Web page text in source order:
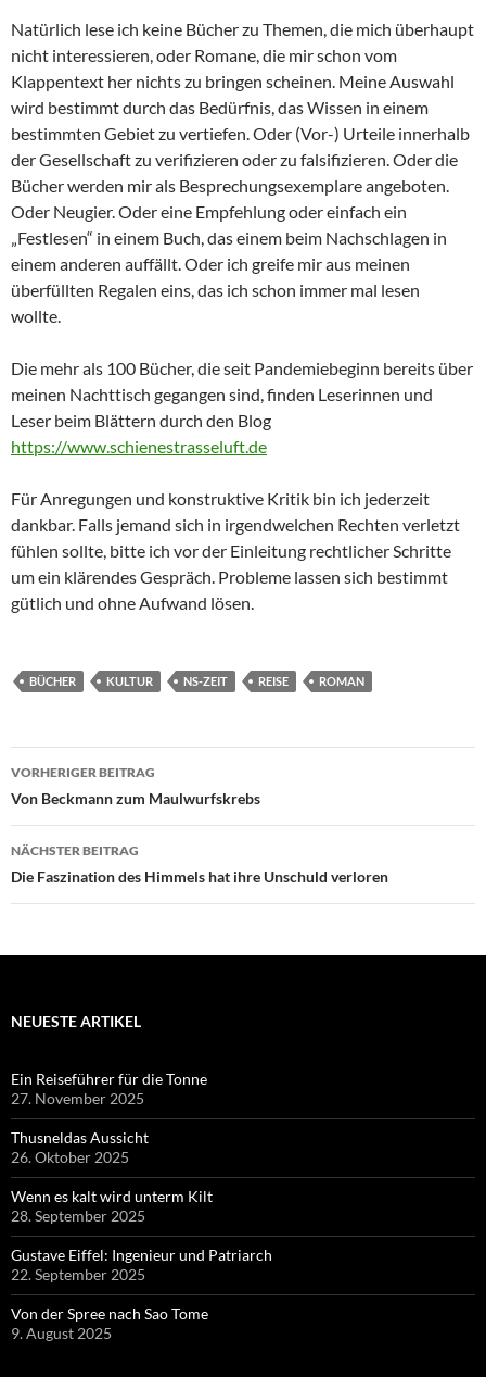
Natürlich lese ich keine Bücher zu Themen, die mich überhaupt
nicht interessieren, oder Romane, die mir schon vom
Klappentext her nichts zu bringen scheinen. Meine Auswahl
wird bestimmt durch das Bedürfnis, das Wissen in einem
bestimmten Gebiet zu vertiefen. Oder (Vor-) Urteile innerhalb
der Gesellschaft zu verifizieren oder zu falsifizieren. Oder die
Bücher werden mir als Besprechungsexemplare angeboten.
Oder Neugier. Oder eine Empfehlung oder einfach ein
„Festlesen“ in einem Buch, das einem beim Nachschlagen in
einem anderen auffällt. Oder ich greife mir aus meinen
überfüllten Regalen eins, das ich schon immer mal lesen
wollte.
Die mehr als 100 Bücher, die seit Pandemiebeginn bereits über
meinen Nachttisch gegangen sind, finden Leserinnen und
Leser beim Blättern durch den Blog
https://www.schienestrasseluft.de
Für Anregungen und konstruktive Kritik bin ich jederzeit
dankbar. Falls jemand sich in irgendwelchen Rechten verletzt
fühlen sollte, bitte ich vor der Einleitung rechtlicher Schritte
um ein klärendes Gespräch. Probleme lassen sich bestimmt
gütlich und ohne Aufwand lösen.
BÜCHER KULTUR NS-ZEIT REISE ROMAN
Beitragsnavigation
VORHERIGER BEITRAG
Von Beckmann zum Maulwurfskrebs
NÄCHSTER BEITRAG
Die Faszination des Himmels hat ihre Unschuld verloren
NEUESTE ARTIKEL
Ein Reiseführer für die Tonne
27. November 2025
Thusneldas Aussicht
26. Oktober 2025
Wenn es kalt wird unterm Kilt
28. September 2025
Gustave Eiffel: Ingenieur und Patriarch
22. September 2025
Von der Spree nach Sao Tome
9. August 2025